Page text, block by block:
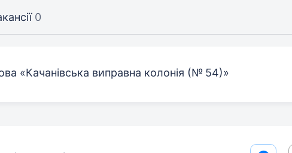
0
«Качанівська виправна колонія (№ 54)»